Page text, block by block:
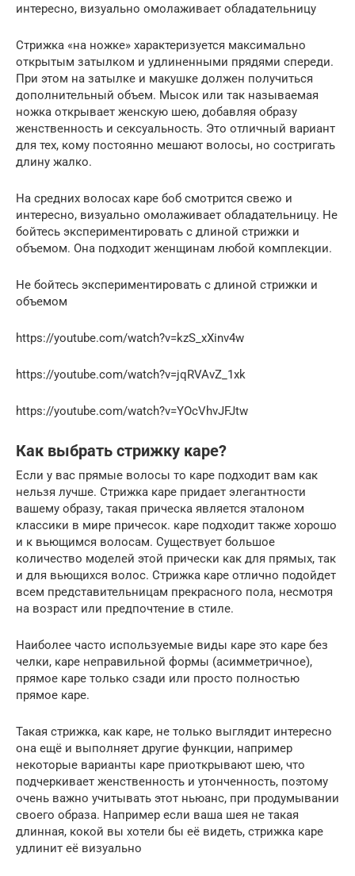
интересно, визуально омолаживает обладательницу
Стрижка «на ножке» характеризуется максимально
открытым затылком и удлиненными прядями спереди.
При этом на затылке и макушке должен получиться
дополнительный объем. Мысок или так называемая
ножка открывает женскую шею, добавляя образу
женственность и сексуальность. Это отличный вариант
для тех, кому постоянно мешают волосы, но состригать
длину жалко.
На средних волосах каре боб смотрится свежо и
интересно, визуально омолаживает обладательницу. Не
бойтесь экспериментировать с длиной стрижки и
объемом. Она подходит женщинам любой комплекции.
Не бойтесь экспериментировать с длиной стрижки и
объемом
https://youtube.com/watch?v=kzS_xXinv4w
https://youtube.com/watch?v=jqRVAvZ_1xk
https://youtube.com/watch?v=YOcVhvJFJtw
Как выбрать стрижку каре?
Если у вас прямые волосы то каре подходит вам как
нельзя лучше. Стрижка каре придает элегантности
вашему образу, такая прическа является эталоном
классики в мире причесок. каре подходит также хорошо
и к вьющимся волосам. Существует большое
количество моделей этой прически как для прямых, так
и для вьющихся волос. Стрижка каре отлично подойдет
всем представительницам прекрасного пола, несмотря
на возраст или предпочтение в стиле.
Наиболее часто используемые виды каре это каре без
челки, каре неправильной формы (асимметричное),
прямое каре только сзади или просто полностью
прямое каре.
Такая стрижка, как каре, не только выглядит интересно
она ещё и выполняет другие функции, например
некоторые варианты каре приоткрывают шею, что
подчеркивает женственность и утонченность, поэтому
очень важно учитывать этот ньюанс, при продумывании
своего образа. Например если ваша шея не такая
длинная, кокой вы хотели бы её видеть, стрижка каре
удлинит её визуально